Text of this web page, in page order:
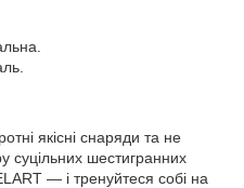
якісні снаряди та не
суцільних шестигранних
— і тренуйтеся собі на